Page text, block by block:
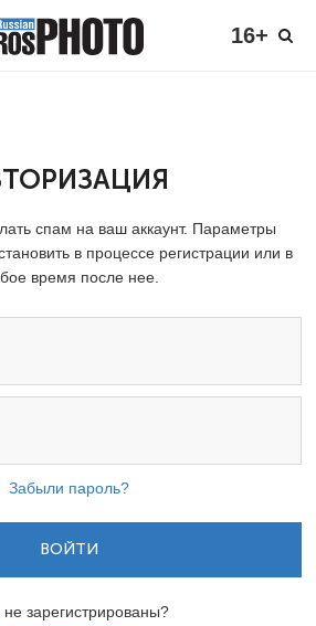
16+
спам на ваш аккаунт. Параметры
в процессе регистрации или в
время после нее.
Забыли пароль?
ВОЙТИ
зарегистрированы?